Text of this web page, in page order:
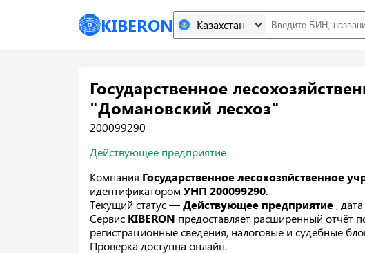
KIBERON Казахстан
Государственное
"Домановский лесхоз"
200099290
Действующее предприятие
Компания Государственное лесохозяйственное
идентификатором УНП 200099290.
Текущий статус —Действующее предприятие ,
Сервис KIBERON предоставляет расширенный отчёт
регистрационные сведения, налоговые и судебные
Проверка доступна онлайн.